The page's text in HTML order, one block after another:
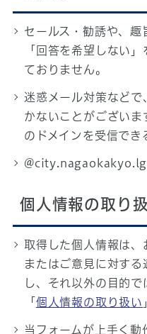
セールス・勧誘や、趣
「回答を希望しない
ておりません。
迷惑メール対策などで
かないことがございま
のドメインを受信でき
個人情報の取り
取得した個人情報は、
またはご意見に対す
し、それ以外の目的
「 個人情報の取り扱い
当フォームが上手く動